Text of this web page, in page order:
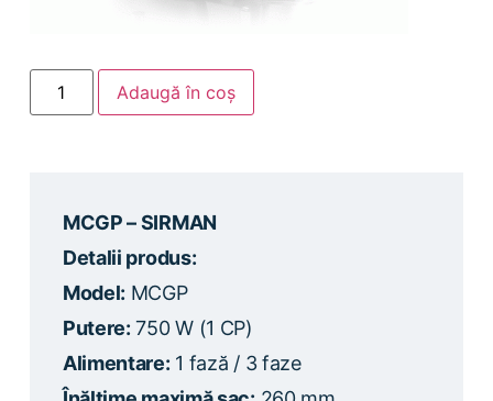
Adaugă în coș
MCGP – SIRMAN
Detalii produs:
Model: MCGP
Putere: 750 W (1 CP)
Alimentare: 1 fază / 3 faze